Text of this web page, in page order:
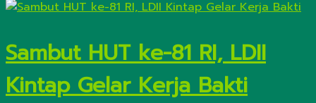
Sambut HUT ke-81 RI, LDII
Kintap Gelar Kerja Bakti